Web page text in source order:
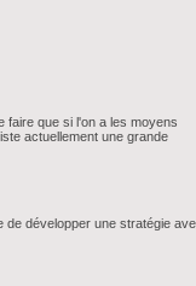
faire que si l'on a les moyens
actuellement une grande
de développer une stratégie